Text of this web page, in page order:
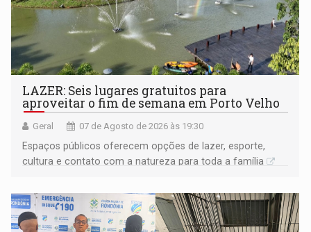
LAZER: Seis lugares gratuitos para
aproveitar o fim de semana em Porto Velho
Geral 07 de Agosto de 2026 às 19:30
Espaços públicos oferecem opções de lazer, esporte,
cultura e contato com a natureza para toda a família